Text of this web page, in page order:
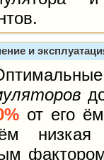
и
от его
низкая